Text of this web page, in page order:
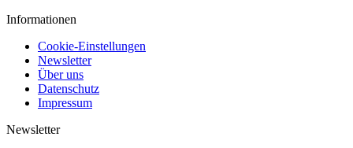
Informationen
Cookie-Einstellungen
Newsletter
Über uns
Datenschutz
Impressum
Newsletter